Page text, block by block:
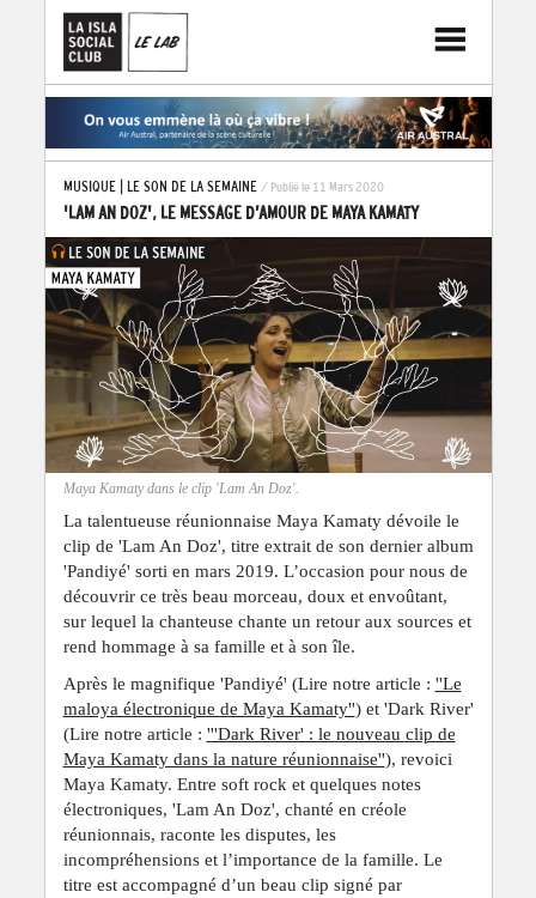
MUSIQUE| LE SON DE LA SEMAINE / Publié le 11 Mars 2020
'LAM AN DOZ', LE MESSAGE D’AMOUR DE MAYA KAMATY
Maya Kamaty dans le clip 'Lam An Doz'.
La talentueuse réunionnaise Maya Kamaty dévoile le
clip de 'Lam An Doz', titre extrait de son dernier album
'Pandiyé' sorti en mars 2019. L’occasion pour nous de
découvrir ce très beau morceau, doux et envoûtant,
sur lequel la chanteuse chante un retour aux sources et
rend hommage à sa famille et à son île.
Après le magnifique 'Pandiyé' (Lire notre article : ''Le
maloya électronique de Maya Kamaty'') et 'Dark River'
(Lire notre article : '''Dark River' : le nouveau clip de
Maya Kamaty dans la nature réunionnaise''), revoici
Maya Kamaty. Entre soft rock et quelques notes
électroniques, 'Lam An Doz', chanté en créole
réunionnais, raconte les disputes, les
incompréhensions et l’importance de la famille. Le
titre est accompagné d’un beau clip signé par